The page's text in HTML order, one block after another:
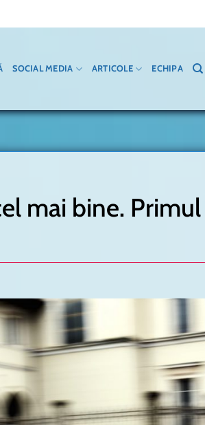
SOCIAL MEDIA ARTICOLE ECHIPA
mai bine.